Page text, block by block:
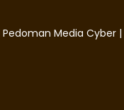
Pedoman Media Cyber |